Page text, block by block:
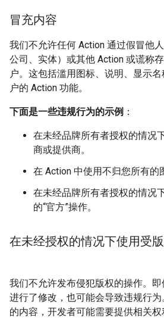
冒充内容
我们不允许任何 Action 通过假冒他
公司、实体）或其他 Action 或谎称
户。这包括滥用图标、说明、显示
户的 Action 功能。
下面是一些违规行为的示例 ：
在未经品牌所有者授权的情况
商或提供商。
在 Action 中使用不归您所有的
在未经品牌所有者授权的情况
的“官方”操作。
在未经授权的情况下使用受
我们不允许发布侵犯版权的操作。
进行了修改，也可能会导致违规行
的内容，开发者可能需要提供相关权